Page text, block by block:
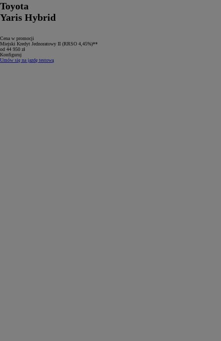
Toyota
Yaris Hybrid
Cena w promocji
Miejski Kredyt Jednoratowy II (RRSO 4,45%)**
od 44 950 zł
Konfiguruj
Umów się na jazdę testową